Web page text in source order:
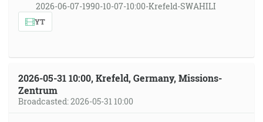
2026-06-07-1990-10-07-10:00-Krefeld-SWAHILI
YT
2026-05-31 10:00, Krefeld, Germany, Missions-
Zentrum
Broadcasted: 2026-05-31 10:00